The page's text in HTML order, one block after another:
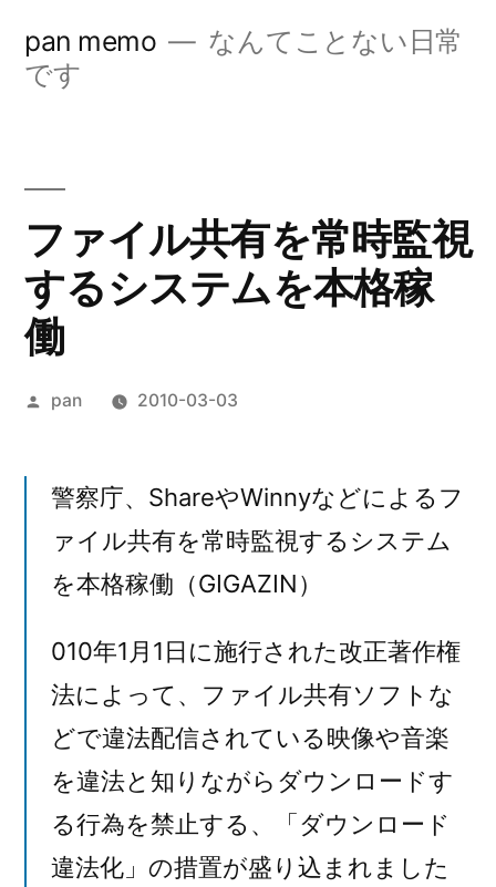
pan memo
なんてことない日常
です
ファイル共有を常時監視
するシステムを本格稼
働
投
pan 2010-03-03
警察庁、ShareやWinnyなどによるフ
ァイル共有を常時監視するシステム
を本格稼働（GIGAZIN）
010年1月1日に施行された改正著作権
法によって、ファイル共有ソフトな
どで違法配信されている映像や音楽
を違法と知りながらダウンロードす
る行為を禁止する、「ダウンロード
違法化」の措置が盛り込まれました